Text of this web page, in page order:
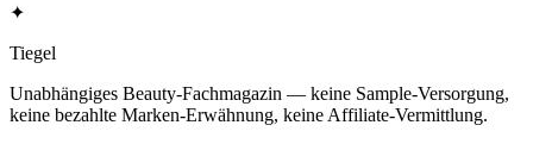
✦
Tiegel
Unabhängiges Beauty-Fachmagazin — keine Sample-Versorgung,
keine bezahlte Marken-Erwähnung, keine Affiliate-Vermittlung.